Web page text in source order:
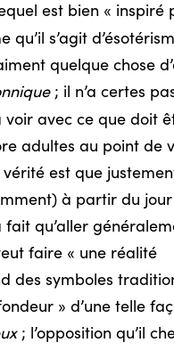
est bien « inspiré
s’agit
quelque chose
; il n’a certes
voir avec ce que doit
adultes au point de
est que
à partir du
qu’aller
faire « une réalité
des symboles
» d’une telle
; l’opposition qu’il